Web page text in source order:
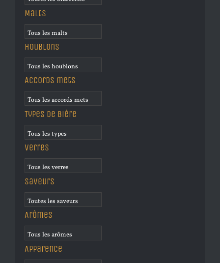
Malts
Houblons
Accords mets
Types de bière
Verres
Saveurs
Arômes
Apparence